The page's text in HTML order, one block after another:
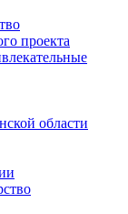
проекта
области